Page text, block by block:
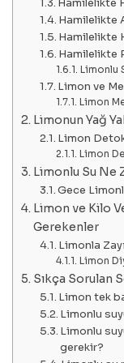
Hamilelikte
Hamilelikte
Hamilelikte
Hamilelikte
Limonlu
Limon ve
Limon
Limonun Yağ
Limon
Limon
Limonlu Su Ne
Gece
Limon ve Kilo
Gerekenler
Limonla
Limon
Sıkça Sorulan
Limon tek
Limonlu
Limonlu
gerekir?